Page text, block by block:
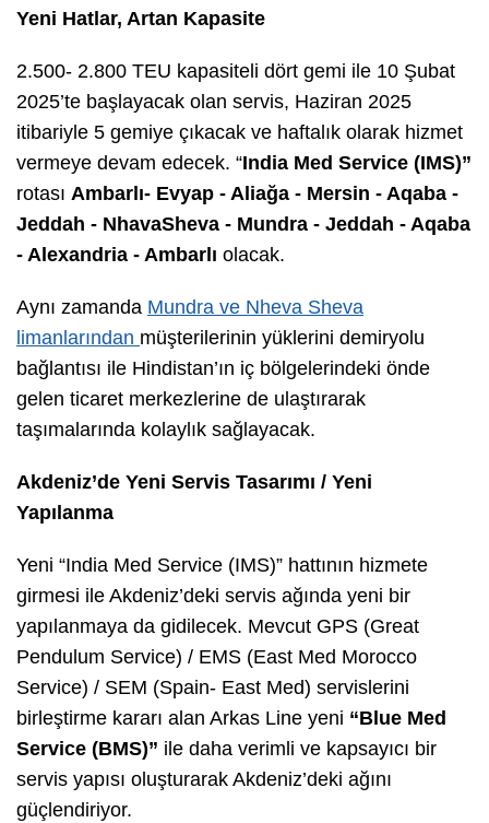
Yeni Hatlar, Artan Kapasite
2.500- 2.800 TEU kapasiteli dört gemi ile 10 Şubat
2025’te başlayacak olan servis, Haziran 2025
itibariyle 5 gemiye çıkacak ve haftalık olarak hizmet
vermeye devam edecek. “India Med Service (IMS)”
rotası Ambarlı- Evyap - Aliağa - Mersin - Aqaba -
Jeddah - NhavaSheva - Mundra - Jeddah - Aqaba
- Alexandria - Ambarlı olacak.
Aynı zamanda Mundra ve Nheva Sheva
limanlarından müşterilerinin yüklerini demiryolu
bağlantısı ile Hindistan’ın iç bölgelerindeki önde
gelen ticaret merkezlerine de ulaştırarak
taşımalarında kolaylık sağlayacak.
Akdeniz’de Yeni Servis Tasarımı / Yeni
Yapılanma
Yeni “India Med Service (IMS)” hattının hizmete
girmesi ile Akdeniz’deki servis ağında yeni bir
yapılanmaya da gidilecek. Mevcut GPS (Great
Pendulum Service) / EMS (East Med Morocco
Service) / SEM (Spain- East Med) servislerini
birleştirme kararı alan Arkas Line yeni “Blue Med
Service (BMS)” ile daha verimli ve kapsayıcı bir
servis yapısı oluşturarak Akdeniz’deki ağını
güçlendiriyor.